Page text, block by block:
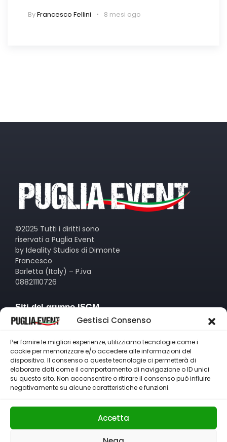
Gestisci Consenso
Per fornire le migliori esperienze, utilizziamo tecnologie come i
cookie per memorizzare e/o accedere alle informazioni del
dispositivo. Il consenso a queste tecnologie ci permetterà di
elaborare dati come il comportamento di navigazione o ID unici
su questo sito. Non acconsentire o ritirare il consenso può influire
negativamente su alcune caratteristiche e funzioni.
Accetta
ByFrancesco Fellini 8 mesi ago
©2025 Tutti i diritti sono
riservati a Puglia Event
by Ideality Studios di Dimonte
Francesco
Barletta (Italy) – P.iva
08821110726
Siti del gruppo ISGM
www.idealitystudios.com
www.pugliasportchannel.it
www.radioeterea.it
Contatti
info@idealitystudios.com
Inserisci il tuo evento